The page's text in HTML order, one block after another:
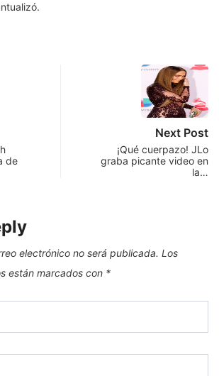
de
Next Post
¡Qué cuerpazo! JLo
graba picante video en
la…
electrónico no será publicada. Los
están marcados con *